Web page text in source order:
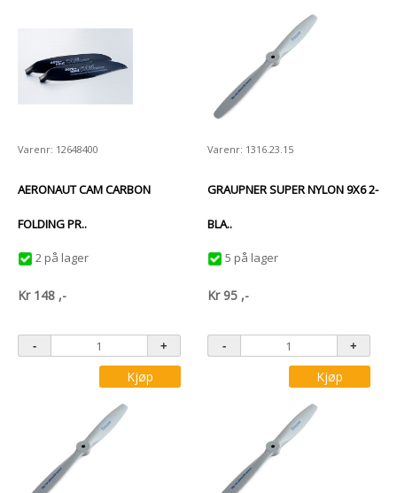
Varenr: 12648400
AERONAUT CAM CARBON
FOLDING PR..
2 på lager
Kr 148 ,-
Kjøp
Varenr: 1316.23.15
GRAUPNER SUPER NYLON 9X6 2-
BLA..
5 på lager
Kr 95 ,-
Kjøp